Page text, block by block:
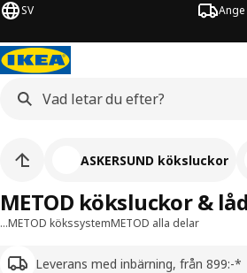
SV
…METOD kökssystemMETOD alla delar
Leverans med inbärning, från 899:-*
METOD köksluckor &
ASKERSUND köksluckor